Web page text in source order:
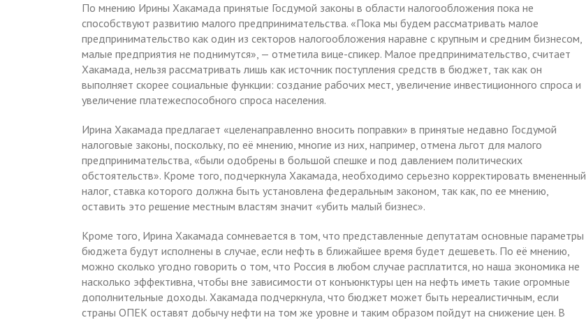
По мнению Ирины Хакамада принятые Госдумой законы в области налогообложения пока не
способствуют развитию малого предпринимательства. «Пока мы будем рассматривать малое
предпринимательство как один из секторов налогообложения наравне с крупным и средним бизнесом,
малые предприятия не поднимутся», — отметила вице-спикер. Малое предпринимательство, считает
Хакамада, нельзя рассматривать лишь как источник поступления средств в бюджет, так как он
выполняет скорее социальные функции: создание рабочих мест, увеличение инвестиционного спроса и
увеличение платежеспособного спроса населения.
Ирина Хакамада предлагает «целенаправленно вносить поправки» в принятые недавно Госдумой
налоговые законы, поскольку, по её мнению, многие из них, например, отмена льгот для малого
предпринимательства, «были одобрены в большой спешке и под давлением политических
обстоятельств». Кроме того, подчеркнула Хакамада, необходимо серьезно корректировать вмененный
налог, ставка которого должна быть установлена федеральным законом, так как, по ее мнению,
оставить это решение местным властям значит «убить малый бизнес».
Кроме того, Ирина Хакамада сомневается в том, что представленные депутатам основные параметры
бюджета будут исполнены в случае, если нефть в ближайшее время будет дешеветь. По её мнению,
можно сколько угодно говорить о том, что Россия в любом случае расплатится, но наша экономика не
насколько эффективна, чтобы вне зависимости от конъюнктуры цен на нефть иметь такие огромные
дополнительные доходы. Хакамада подчеркнула, что бюджет может быть нереалистичным, если
страны ОПЕК оставят добычу нефти на том же уровне и таким образом пойдут на снижение цен. В